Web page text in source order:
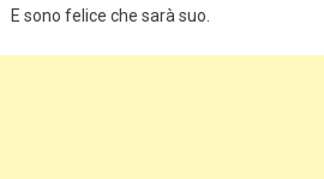
E sono felice che sarà suo.